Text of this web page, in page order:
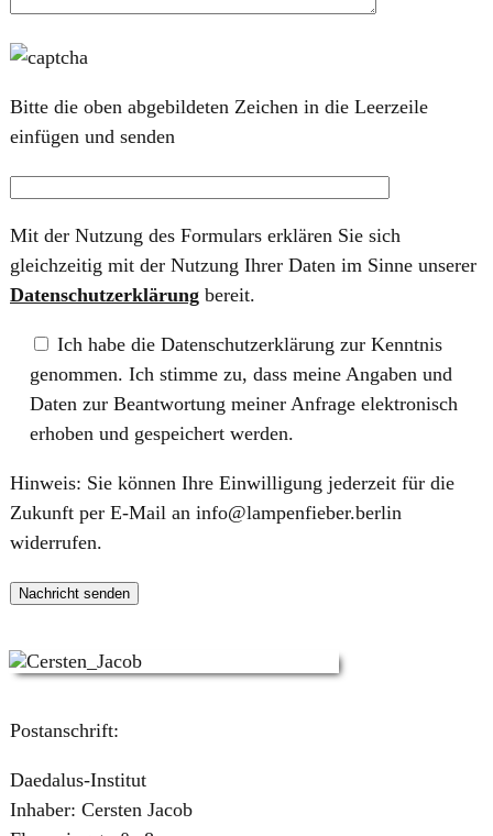
Bitte die oben abgebildeten Zeichen in die Leerzeile
einfügen und senden
Mit der Nutzung des Formulars erklären Sie sich
gleichzeitig mit der Nutzung Ihrer Daten im Sinne unserer
Datenschutzerklärung bereit.
Ich habe die Datenschutzerklärung zur Kenntnis
genommen. Ich stimme zu, dass meine Angaben und
Daten zur Beantwortung meiner Anfrage elektronisch
erhoben und gespeichert werden.
Hinweis: Sie können Ihre Einwilligung jederzeit für die
Zukunft per E-Mail an info@lampenfieber.berlin
widerrufen.
Bitte lasse dieses Feld leer.
Postanschrift:
Daedalus-Institut
Inhaber: Cersten Jacob